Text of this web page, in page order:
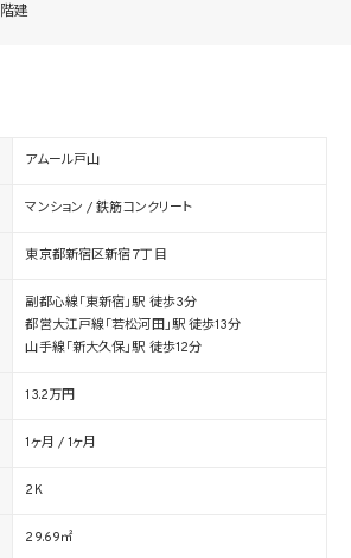
建
アムール戸山
マンション / 鉄筋コンクリート
東京都新宿区新宿７丁目
副都心線「東新宿」駅 徒歩3分
都営大江戸線「若松河田」駅 徒歩13分
山手線「新大久保」駅 徒歩12分
13.2万円
1ヶ月 / 1ヶ月
2K
29.69㎡